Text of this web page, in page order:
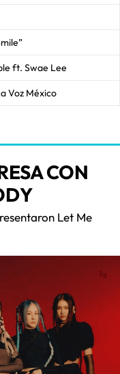
ft. Swae Lee
Voz México
CON
Let Me